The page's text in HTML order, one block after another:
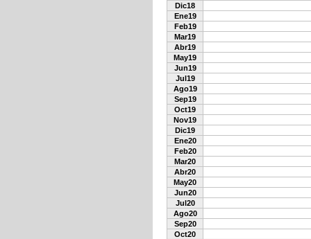
Dic18
Ene19
Feb19
Mar19
Abr19
May19
Jun19
Jul19
Ago19
Sep19
Oct19
Nov19
Dic19
Ene20
Feb20
Mar20
Abr20
May20
Jun20
Jul20
Ago20
Sep20
Oct20